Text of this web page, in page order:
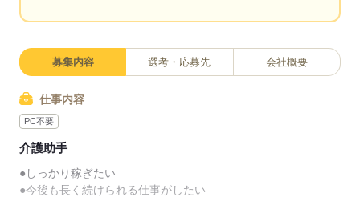
募集内容 選考・応募先 会社概要
仕事内容
PC不要
介護助手
●しっかり稼ぎたい
●今後も長く続けられる仕事がしたい